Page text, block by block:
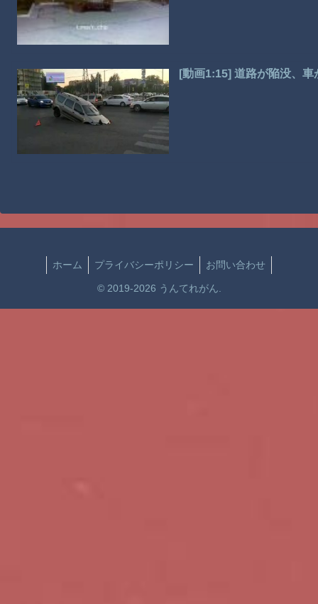
[動画1:15] 道路が陥没、
ホーム プライバシーポリシー お問い合わせ
© 2019-2026 うんてれがん.